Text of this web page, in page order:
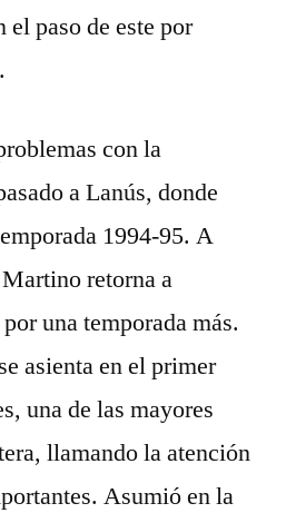
paso de este por
con la
a Lanús, donde
1994-95. A
retorna a
una temporada más.
asienta en el primer
una de las mayores
llamando la atención
Asumió en la